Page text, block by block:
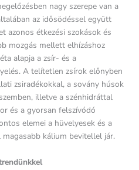
nagy szerepe van a
az idősödéssel együtt
azonos étkezési szokások és
mozgás mellett elhízáshoz
alapja a zsír- és a
A telítetlen zsírok előnyben
zsiradékokkal, a sovány húsok
illetve a szénhidráttal
és a gyorsan felszívódó
elemei a hüvelyesek és a
kálium bevitellel jár.